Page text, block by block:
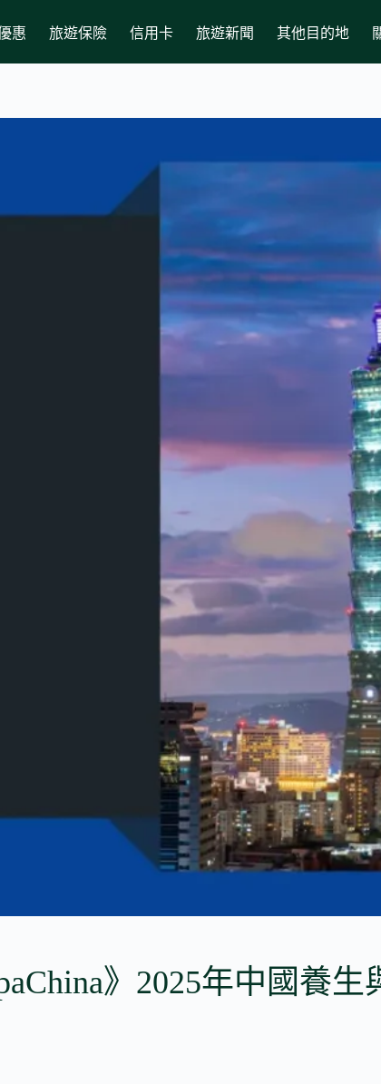
惠 旅遊保險 信用卡 旅遊新聞 其他目的地
》2025年中國養生